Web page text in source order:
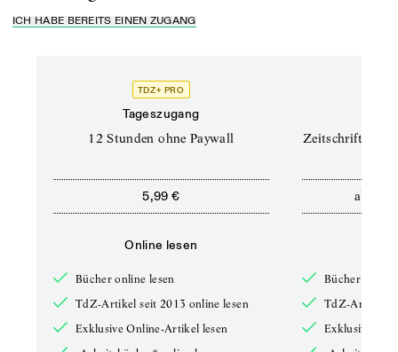
ICH HABE BEREITS EINEN ZUGANG
TDZ+ PRO
Tageszugang
12 Stunden ohne Paywall
5,99 €
Online lesen
Bücher online lesen
TdZ-Artikel seit 2013 online lesen
Exklusive Online-Artikel lesen
Zeitschriften
ab
Bücher online
TdZ-Artikel
Exklusive